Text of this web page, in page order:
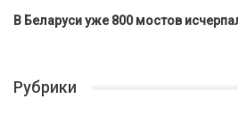
В Беларуси уже 800 мостов
Рубрики